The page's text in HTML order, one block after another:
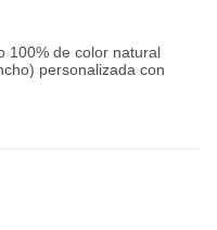
100% de color natural
personalizada con